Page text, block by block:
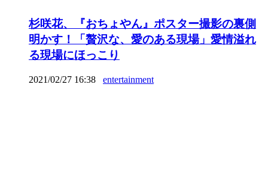
杉咲花、『おちょやん』ポスター撮影の裏側
明かす！「贅沢な、愛のある現場」愛情溢れ
る現場にほっこり
2021/02/27 16:38 entertainment